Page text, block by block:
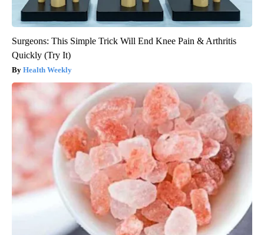
Surgeons: This Simple Trick Will End Knee Pain & Arthritis
Quickly (Try It)
Health Weekly